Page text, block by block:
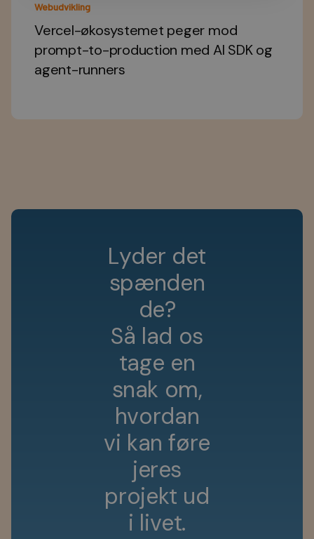
Webudvikling
Vercel-økosystemet peger mod
prompt-to-production med AI SDK og
agent-runners
Lyder det
spænden
de?
Så lad os
tage en
snak om,
hvordan
vi kan føre
jeres
projekt ud
i livet.